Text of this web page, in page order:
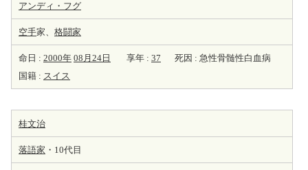
アンディ・フグ
空手家、 格闘家
命日 : 2000年 08月24日 享年 : 37
死因 : 急性骨髄性白血病
国籍 : スイス
桂文治
落語家 ・10代目